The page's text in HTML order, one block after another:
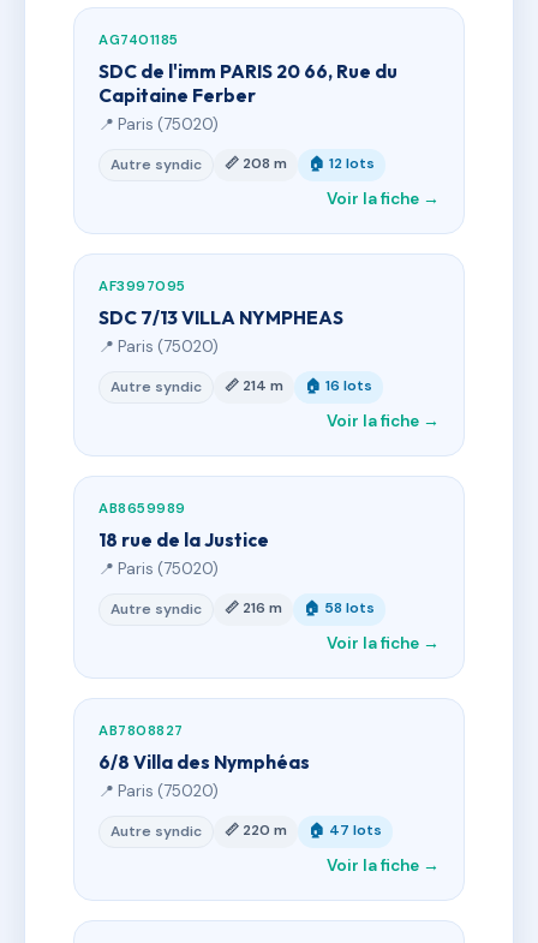
AG7401185
SDC de l'imm PARIS 20 66, Rue du
Capitaine Ferber
📍 Paris (75020)
Autre syndic 📏 208 m 🏠 12 lots
Voir la fiche →
AF3997095
SDC 7/13 VILLA NYMPHEAS
📍 Paris (75020)
Autre syndic 📏 214 m 🏠 16 lots
Voir la fiche →
AB8659989
18 rue de la Justice
📍 Paris (75020)
Autre syndic 📏 216 m 🏠 58 lots
Voir la fiche →
AB7808827
6/8 Villa des Nymphéas
📍 Paris (75020)
Autre syndic 📏 220 m 🏠 47 lots
Voir la fiche →